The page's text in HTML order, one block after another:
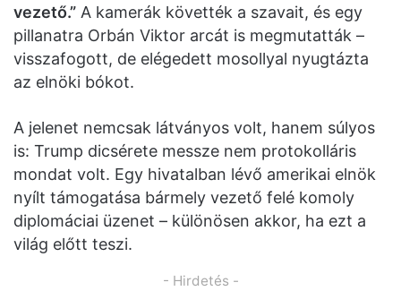
vezető.” A kamerák követték a szavait, és egy
pillanatra Orbán Viktor arcát is megmutatták –
visszafogott, de elégedett mosollyal nyugtázta
az elnöki bókot.
A jelenet nemcsak látványos volt, hanem súlyos
is: Trump dicsérete messze nem protokolláris
mondat volt. Egy hivatalban lévő amerikai elnök
nyílt támogatása bármely vezető felé komoly
diplomáciai üzenet – különösen akkor, ha ezt a
világ előtt teszi.
- Hirdetés -